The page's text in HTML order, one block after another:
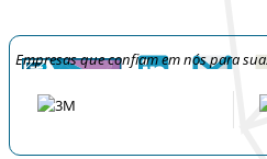
Empresas que confiam em nós para